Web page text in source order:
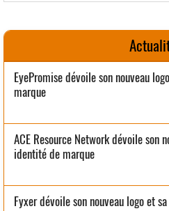
EyePromise dévoile son nouveau
marque
ACE Resource Network dévoile son
identité de marque
Fyxer dévoile son nouveau logo et